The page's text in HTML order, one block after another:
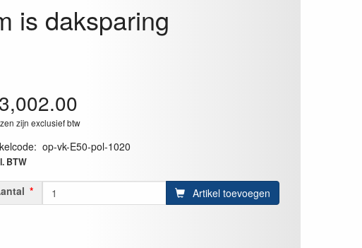
is daksparing
3,002.00
zijn exclusief btw
: op-vk-E50-pol-1020
BTW
Artikel toevoegen